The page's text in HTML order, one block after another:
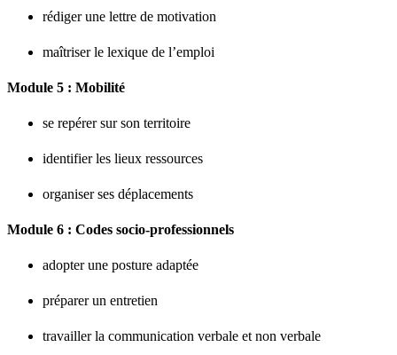
rédiger une lettre de motivation
maîtriser le lexique de l’emploi
Module 5 : Mobilité
se repérer sur son territoire
identifier les lieux ressources
organiser ses déplacements
Module 6 : Codes socio-professionnels
adopter une posture adaptée
préparer un entretien
travailler la communication verbale et non verbale